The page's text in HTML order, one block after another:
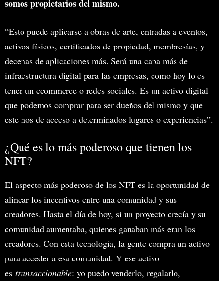
somos propietarios del mismo.
“Esto puede aplicarse a obras de arte, entradas a eventos,
activos físicos, certificados de propiedad, membresías, y
decenas de aplicaciones más. Será una capa más de
infraestructura digital para las empresas, como hoy lo es
tener un ecommerce o redes sociales. Es un activo digital
que podemos comprar para ser dueños del mismo y que
este nos de acceso a determinados lugares o experiencias”.
¿Qué es lo más poderoso que tienen los
NFT?
El aspecto más poderoso de los NFT es la oportunidad de
alinear los incentivos entre una comunidad y sus
creadores. Hasta el día de hoy, si un proyecto crecía y su
comunidad aumentaba, quienes ganaban más eran los
creadores. Con esta tecnología, la gente compra un activo
para acceder a esa comunidad. Y ese activo
es transaccionable: yo puedo venderlo, regalarlo,